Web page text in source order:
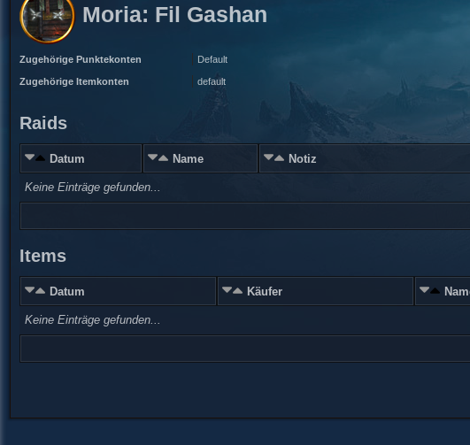
Moria: Fil Gashan
Zugehörige Punktekonten Default
Zugehörige Itemkonten default
Raids
Datum Name Notiz
Keine Einträge gefunden...
Items
Datum Käufer
Keine Einträge gefunden...